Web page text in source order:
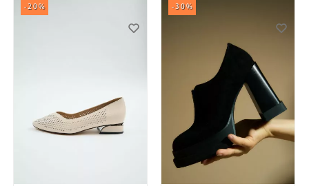
-20% -30%